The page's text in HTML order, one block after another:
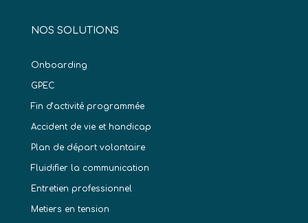
NOS SOLUTIONS
Onboarding
GPEC
Fin d’activité programmée
Accident de vie et handicap
Plan de départ volontaire
Fluidifier la communication
Entretien professionnel
Metiers en tension